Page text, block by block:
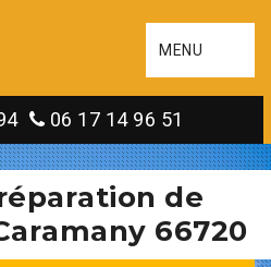
MENU
06 17 14 96 51
de
66720